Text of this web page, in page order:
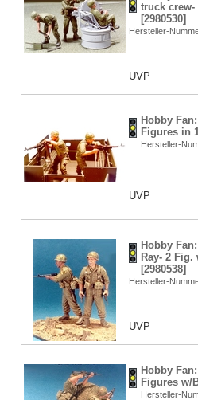
truck crew-
[2980530]
Hersteller-
UVP
Hobby
Figures in
Hersteller-
UVP
Hobby
Ray- 2 Fig.
[2980538]
Hersteller-
UVP
Hobby
Figures w/
Hersteller-